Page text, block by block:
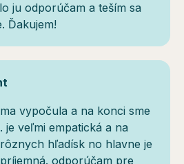
ju odporúčam a teším sa
Ďakujem!
vypočula a na konci sme
je veľmi empatická a na
hľadísk no hlavne je
odporúčam pre